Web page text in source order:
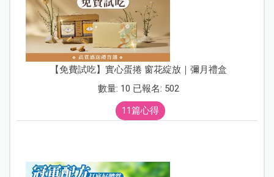
【免費試吃】實心蛋捲 窗花綻放｜彌月禮盒
數量: 10 已報名: 502
11篇心得